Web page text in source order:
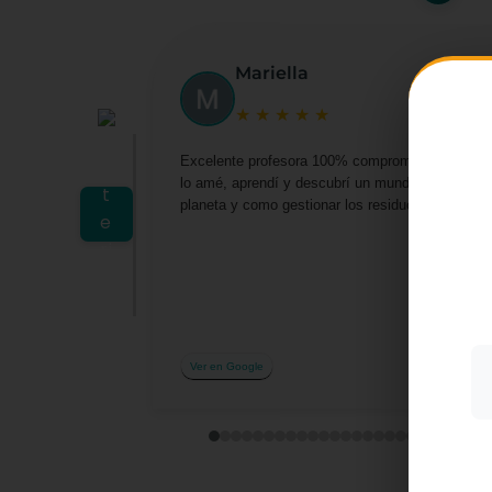
a
su
Mariella
★ ★ ★ ★ ★
Excelente profesora 100% comprometida por
lo amé, aprendí y descubrí un mundo lleno de
planeta y como gestionar los residuos desde
Ver en Google